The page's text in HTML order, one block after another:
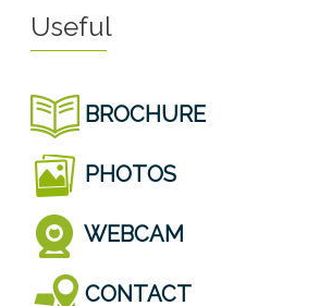
Useful
BROCHURE
PHOTOS
WEBCAM
CONTACT